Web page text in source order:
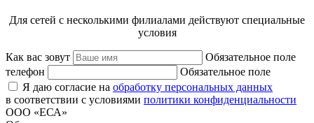
Для сетей с несколькими филиалами действуют специальные
условия
Как вас зовут
Обязательное поле
телефон
Обязательное поле
Я даю согласие на обработку персональных данных
в соответствии с условиями политики конфиденциальности
ООО «ЕСА»